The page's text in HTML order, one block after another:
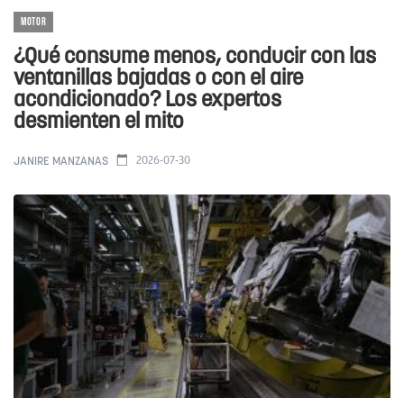
MOTOR
¿Qué consume menos, conducir con las
ventanillas bajadas o con el aire
acondicionado? Los expertos
desmienten el mito
JANIRE MANZANAS 2026-07-30